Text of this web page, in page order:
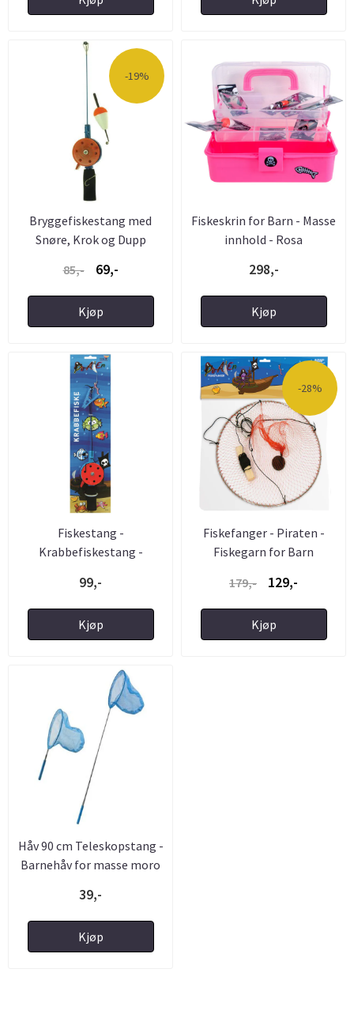
-19%
Bryggefiskestang med
Snøre, Krok og Dupp
85,-
69,-
Kjøp
Fiskeskrin for Barn - Masse
innhold - Rosa
298,-
Kjøp
Fiskestang -
Krabbefiskestang -
99,-
Kjøp
-28%
Fiskefanger - Piraten -
Fiskegarn for Barn
179,-
129,-
Kjøp
Håv 90 cm Teleskopstang -
Barnehåv for masse moro
39,-
Kjøp